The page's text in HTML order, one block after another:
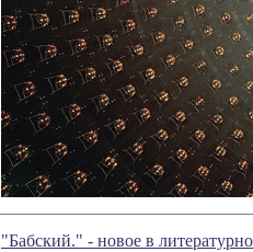
"Бабский." - новое в